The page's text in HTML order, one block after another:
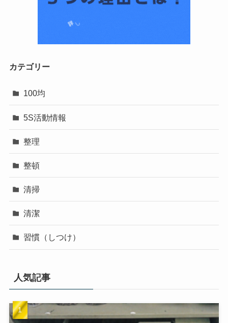
カテゴリー
100均
5S活動情報
整理
整頓
清掃
清潔
習慣（しつけ）
人気記事